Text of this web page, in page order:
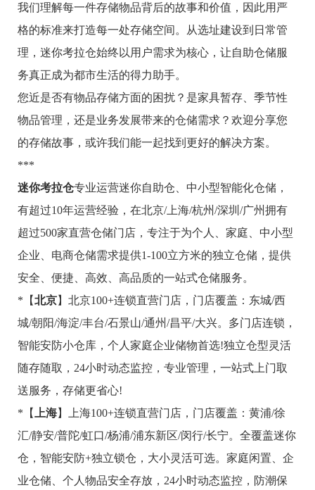
我们理解每一件存储物品背后的故事和价值，因此用严
格的标准来打造每一处存储空间。从选址建设到日常管
理，迷你考拉仓始终以用户需求为核心，让自助仓储服
务真正成为都市生活的得力助手。
您近是否有物品存储方面的困扰？是家具暂存、季节性
物品管理，还是业务发展带来的仓储需求？欢迎分享您
的存储故事，或许我们能一起找到更好的解决方案。
***
迷你考拉仓专业运营迷你自助仓、中小型智能化仓储，
有超过10年运营经验，在北京/上海/杭州/深圳/广州拥有
超过500家直营仓储门店，专注于为个人、家庭、中小型
企业、电商仓储需求提供1-100立方米的独立仓储，提供
安全、便捷、高效、高品质的一站式仓储服务。
*【北京】北京100+连锁直营门店，门店覆盖：东城/西
城/朝阳/海淀/丰台/石景山/通州/昌平/大兴。多门店连锁，
智能安防小仓库，个人家庭企业储物首选!独立仓型灵活
随存随取，24小时动态监控，专业管理，一站式上门取
送服务，存储更省心!
*【
上海】上海100+连锁直营门店，门店覆盖：黄浦/徐
汇/静安/普陀/虹口/杨浦/浦东新区/闵行/长宁。全覆盖迷你
仓，智能安防+独立锁仓，大小灵活可选。家庭闲置、企
业仓储、个人物品安全存放，24小时动态监控，防潮保